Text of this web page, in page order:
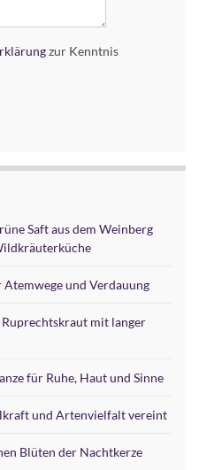
zur Kenntnis
Saft aus dem Weinberg
und Verdauung
mit langer
für Ruhe, Haut und Sinne
und Artenvielfalt vereint
Blüten der Nachtkerze